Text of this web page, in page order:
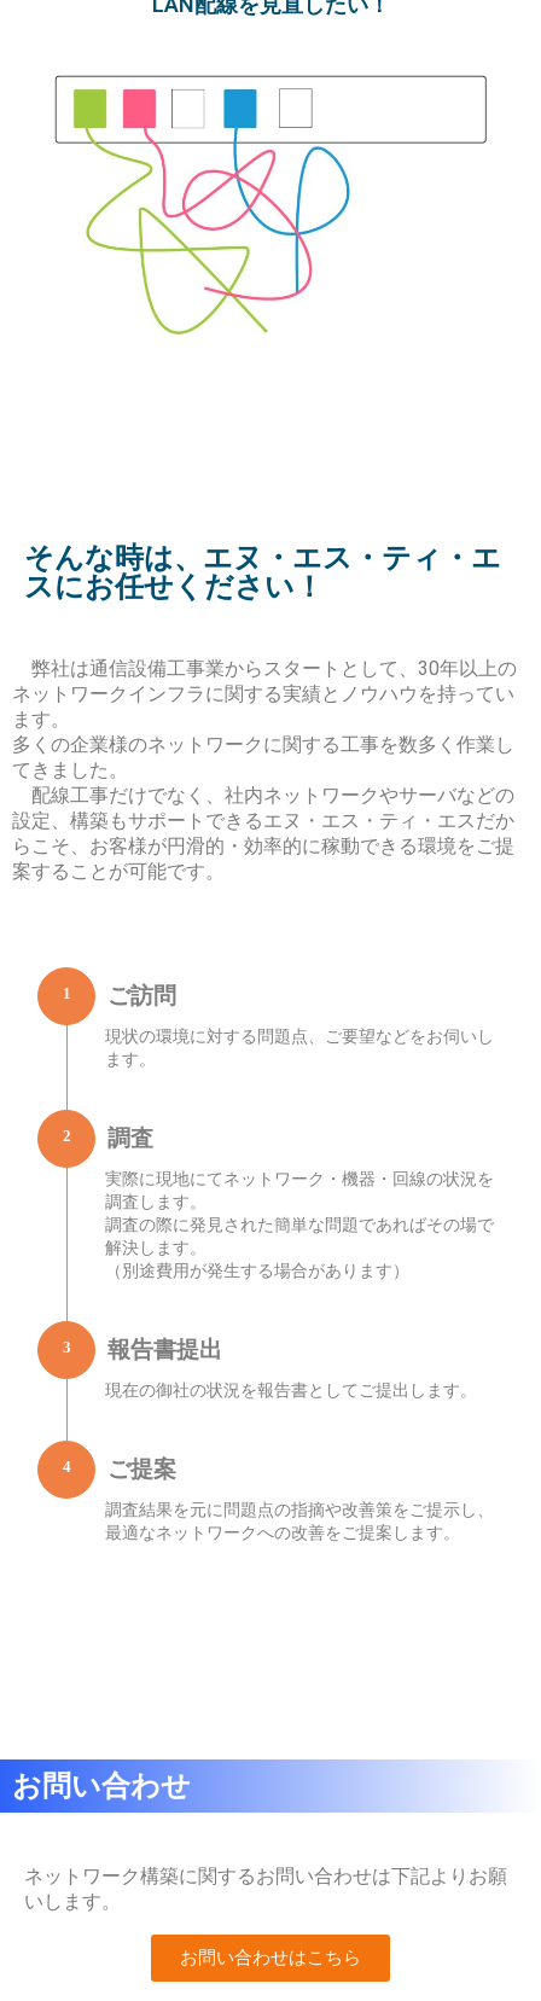
そんな時は、エヌ・エス・ティ・エ
スにお任せください！
弊社は通信設備工事業からスタートとして、30年以上の
ネットワークインフラに関する実績とノウハウを持ってい
ます。
多くの企業様のネットワークに関する工事を数多く作業し
てきました。
配線工事だけでなく、社内ネットワークやサーバなどの
設定、構築もサポートできるエヌ・エス・ティ・エスだか
らこそ、お客様が円滑的・効率的に稼動できる環境をご提
案することが可能です。
1 ご訪問
現状の環境に対する問題点、ご要望などをお伺いし
ます。
2 調査
実際に現地にてネットワーク・機器・回線の状況を
調査します。
調査の際に発見された簡単な問題であればその場で
解決します。
（別途費用が発生する場合があります）
3 報告書提出
現在の御社の状況を報告書としてご提出します。
4 ご提案
調査結果を元に問題点の指摘や改善策をご提示し、
最適なネットワークへの改善をご提案します。
お問い合わせ
ネットワーク構築に関するお問い合わせは下記よりお願
いします。
お問い合わせはこちら